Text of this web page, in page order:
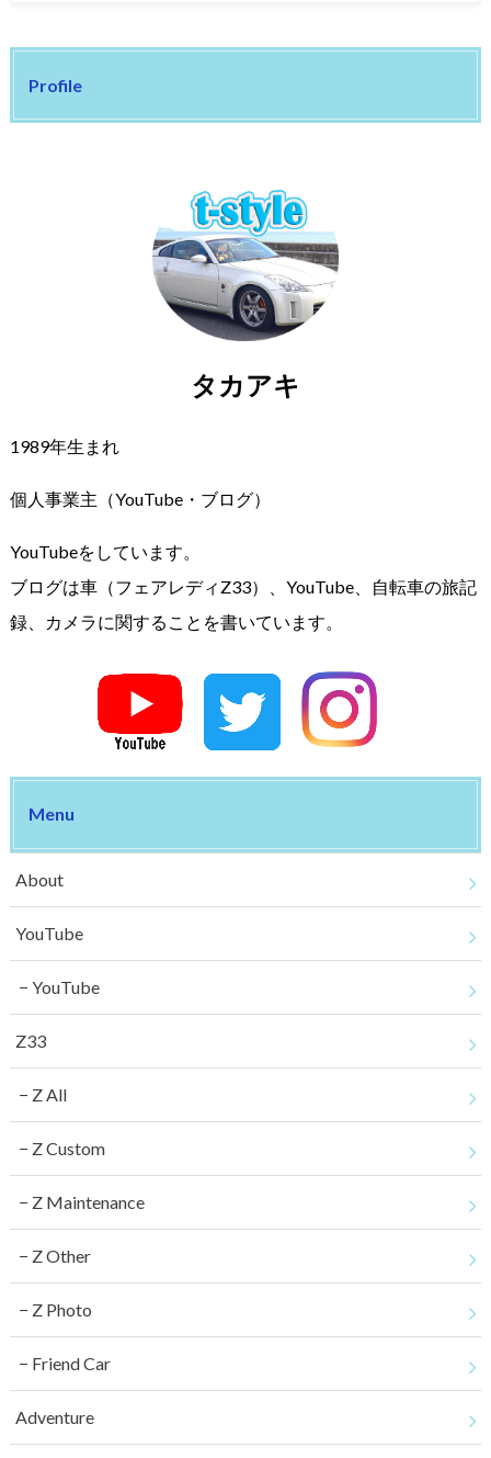
Profile
タカアキ
1989年生まれ
個人事業主（YouTube・ブログ）
YouTubeをしています。
ブログは車（フェアレディZ33）、YouTube、自転車の旅記
録、カメラに関することを書いています。
Menu
About
YouTube
YouTube
Z33
Z All
Z Custom
Z Maintenance
Z Other
Z Photo
Friend Car
Adventure